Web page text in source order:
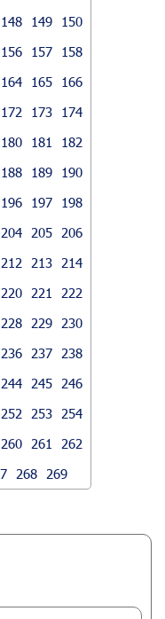
148 149
150
156 157
158
164 165
166
172 173
174
180 181
182
188 189
190
196 197
198
204 205
206
212 213
214
220 221
222
228 229
230
236 237
238
244 245
246
252 253
254
260 261
262
268 269